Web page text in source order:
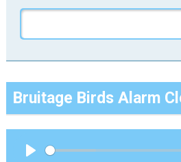
Bruitage Birds Alarm